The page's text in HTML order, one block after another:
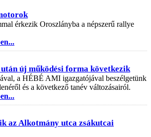
érkezik Oroszlányba a népszerű rallye
új működési forma következik
a HÉBÉ AMI igazgatójával beszélgetünk
és a következő tanév változásairól.
az Alkotmány utca zsákutcai